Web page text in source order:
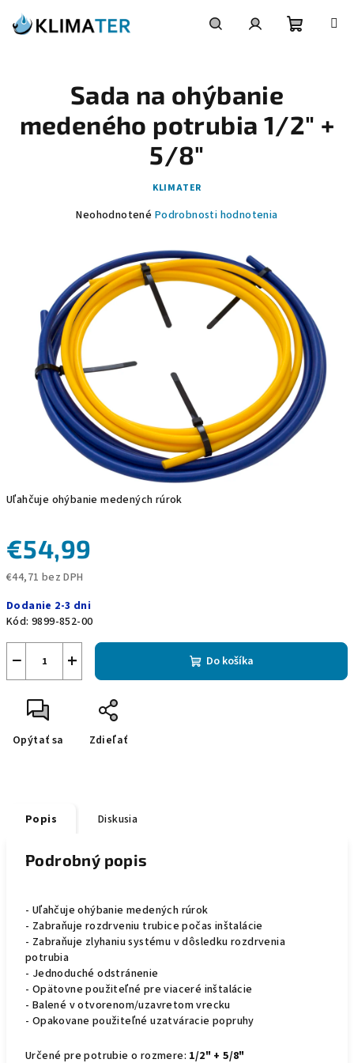
obsah
Uľahčuje ohýbanie medených rúrok
€54,99
€44,71 bez DPH
cena:
Dodanie 2-3 dni
Kód: 9899-852-00
+
− Do košíka
Opýtať sa Zdieľať
Sada na ohýbanie
medeného potrubia 1/2" +
5/8"
KLIMATER
Priemerné
0,0
z
5
hviezdičiek.
Neohodnotené Podrobnosti hodnotenia
Popis Diskusia
Podrobný popis
- Uľahčuje ohýbanie medených rúrok
- Zabraňuje rozdrveniu trubice počas inštalácie
- Zabraňuje zlyhaniu systému v dôsledku rozdrvenia
potrubia
- Jednoduché odstránenie
- Opätovne použiteľné pre viaceré inštalácie
- Balené v otvorenom/uzavretom vrecku
- Opakovane použiteľné uzatváracie popruhy
Určené pre potrubie o rozmere: 1/2" + 5/8"